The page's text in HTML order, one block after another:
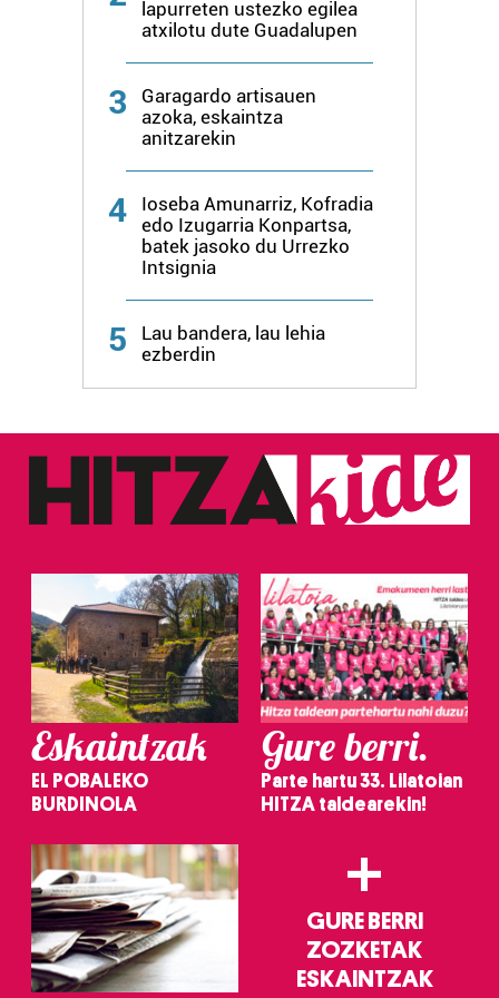
lapurreten ustezko egilea
atxilotu dute Guadalupen
3
Garagardo artisauen
azoka, eskaintza
anitzarekin
4
Ioseba Amunarriz, Kofradia
edo Izugarria Konpartsa,
batek jasoko du Urrezko
Intsignia
5
Lau bandera, lau lehia
ezberdin
Eskaintzak
EL POBALEKO
BURDINOLA
Gure berri.
Parte hartu 33. Lilatoian
HITZA taldearekin!
+
GURE BERRI
ZOZKETAK
ESKAINTZAK